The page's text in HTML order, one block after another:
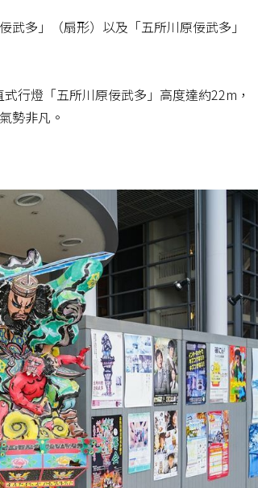
多」（扇形）以及「五所川原佞武多」
行燈「五所川原佞武多」高度達約22m，
勢非凡。